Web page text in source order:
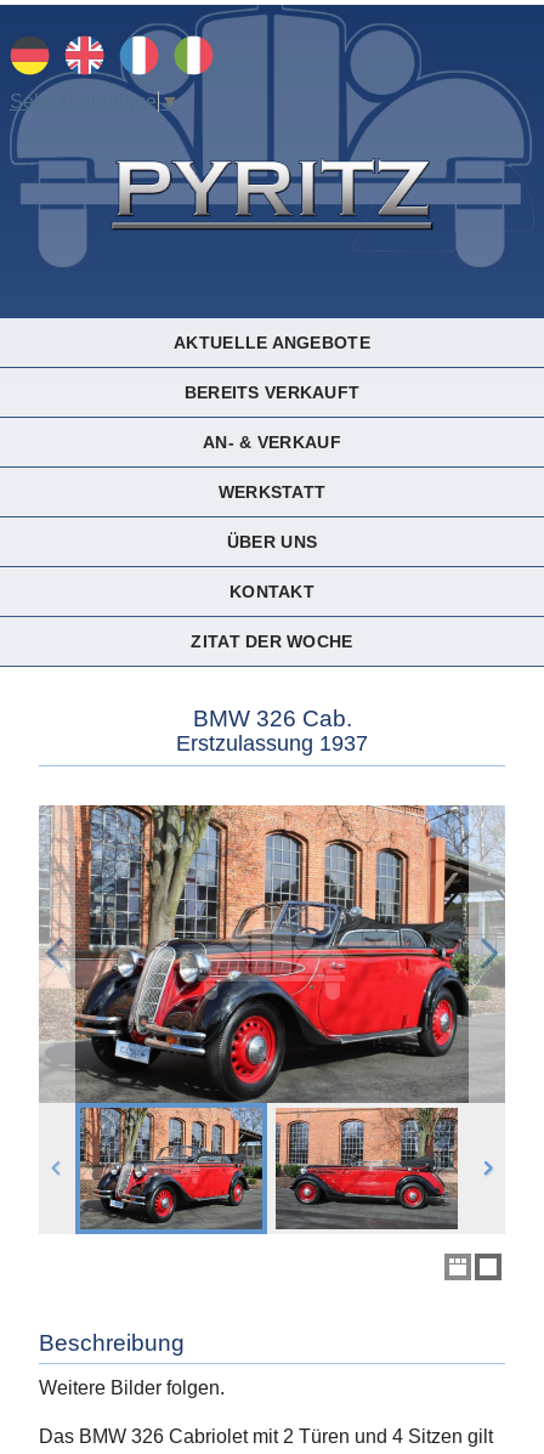
Select Language▼
AKTUELLE ANGEBOTE
BEREITS VERKAUFT
AN- & VERKAUF
WERKSTATT
ÜBER UNS
KONTAKT
ZITAT DER WOCHE
BMW 326 Cab.
Erstzulassung 1937
Beschreibung
Weitere Bilder folgen.
Das BMW 326 Cabriolet mit 2 Türen und 4 Sitzen gilt